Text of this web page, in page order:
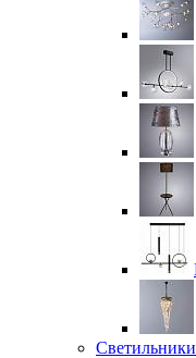
Светильники